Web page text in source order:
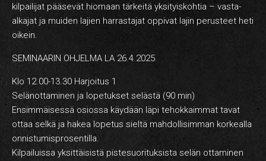
kilpailijat pääsevät hiomaan tärkeitä yksityiskohtia – vasta-
alkajat ja muiden lajien harrastajat oppivat lajin perusteet heti
oikein.
SEMINAARIN OHJELMA LA 26.4.2025
Klo 12.00-13.30 Harjoitus 1
Selänottaminen ja lopetukset selästä (90 min)
Ensimmäisessä osiossa käydään läpi tehokkaimmat tavat
ottaa selkä ja hakea lopetus sieltä mahdollisimman korkealla
onnistumisprosentilla.
Kilpailuissa yksittäisistä pistesuorituksista selän ottaminen